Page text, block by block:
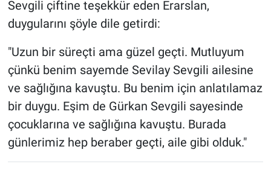
Sevgili çiftine teşekkür eden Erarslan,
duygularını şöyle dile getirdi:
"Uzun bir süreçti ama güzel geçti. Mutluyum
çünkü benim sayemde Sevilay Sevgili ailesine
ve sağlığına kavuştu. Bu benim için anlatılamaz
bir duygu. Eşim de Gürkan Sevgili sayesinde
çocuklarına ve sağlığına kavuştu. Burada
günlerimiz hep beraber geçti, aile gibi olduk."